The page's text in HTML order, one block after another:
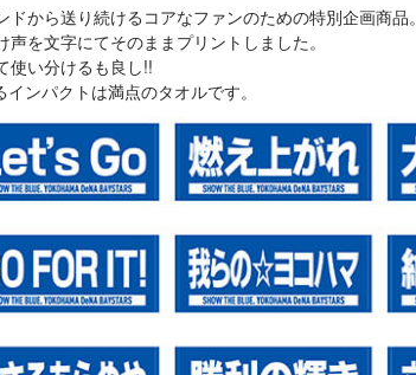
から送り続けるコアなファンのための特別企画商品。
を文字にてそのままプリントしました。
使い分けるも良し!!
ンパクトは満点のタオルです。